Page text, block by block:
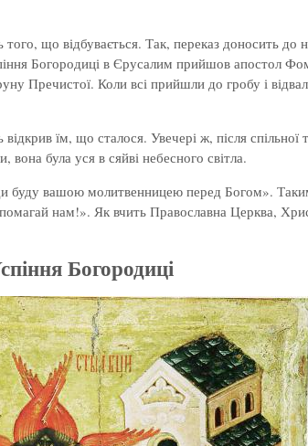
що відбувається. Так, переказ доносить
Богородиці в Єрусалим прийшов апостол
Пречистої. Коли всі прийшли до гробу і
їм, що сталося. Увечері ж, після спільної
була уся в сяйві небесного світла.
буду вашою молитвенницею перед Богом».
нам!». Як вчить Православна Церква,
Богородиці